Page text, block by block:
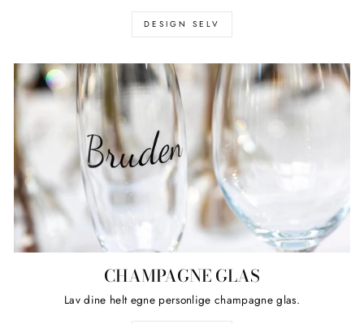
DESIGN SELV
CHAMPAGNE GLAS
Lav dine helt egne personlige champagne glas.